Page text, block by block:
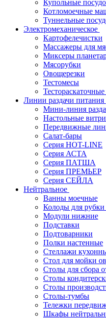
Купольные
Котломоечные
Туннельные
Электромеханическое
Картофелечистки
Массажеры для
Миксеры
Мясорубки
Овощерезки
Тестомесы
Линии раздачи питания
Мини-линия
Настольные
Передвижные
Салат-бары
Серия HOT-LINE
Серия АСТА
Серия ПАТША
Серия ПРЕМЬЕР
Серия СЕЙЛА
Нейтральное
Ванны моечные
Колоды для рубки
Модули нижние
Подставки
Подтоварники
Полки настенные
Стеллажи
Стол для мойки
Столы для сбора
Столы
Столы
Столы-тумбы
Тележки
Шкафы